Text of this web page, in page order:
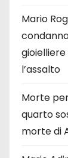
Mario
l’assalto
Morte
quarto
morte di